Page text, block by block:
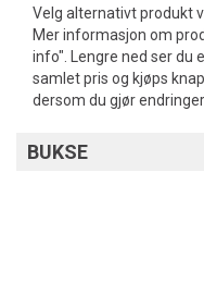
Velg alternativt produkt
Mer informasjon om
info". Lengre ned ser du
samlet pris og kjøps
dersom du gjør endringer.
BUKSE